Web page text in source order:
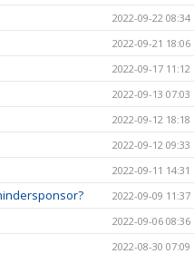
2022-09-22 08:34
2022-09-21 18:06
2022-09-17 11:12
2022-09-13 07:03
2022-09-12 18:18
2022-09-12 09:33
2022-09-11 14:31
2022-09-09 11:37
2022-09-06 08:36
2022-08-30 07:09